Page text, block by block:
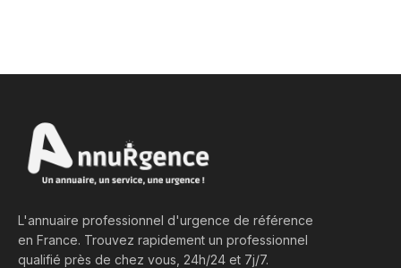
L'annuaire professionnel d'urgence de référence
en France. Trouvez rapidement un professionnel
qualifié près de chez vous, 24h/24 et 7j/7.